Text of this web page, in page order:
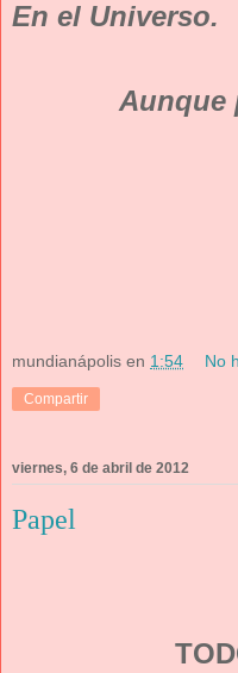
En el Universo.
Aunque
mundianápolis en 1:54 No
Compartir
viernes, 6 de abril de 2012
Papel